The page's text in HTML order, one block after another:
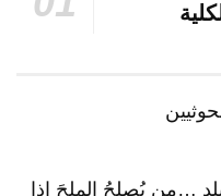
…من يُصلِحُ الملحَ إذا